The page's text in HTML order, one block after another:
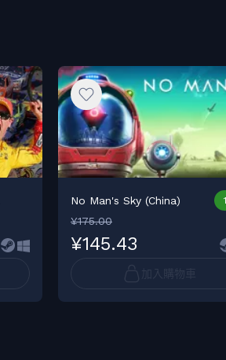
No Man's Sky (China)
¥175.00
¥145.43
加入購物車